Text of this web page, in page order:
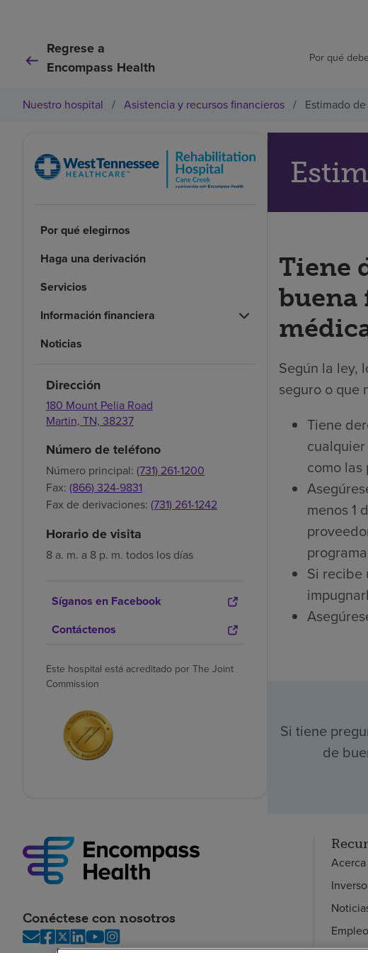
Regrese a
Encompass Health
Por qué
Nuestro hospital / Asistencia y recursos financieros / Estimado
Por qué elegirnos
Haga una derivación
Servicios
Información financiera
Noticias
Dirección
180 Mount Pelia Road
Martin, TN, 38237
Número de teléfono
Número principal: (731) 261-1200
Fax: (866) 324-9831
Fax de derivaciones: (731) 261-1242
Horario de visita
8 a. m. a 8 p. m. todos los días
Síganos en Facebook
Contáctenos
Este hospital está acreditado por The Joint
Commission
Tiene
buena
Según la ley,
seguro o que
Tiene
como
menos 1
Si recibe
Si tiene
de
Conéctese con nosotros